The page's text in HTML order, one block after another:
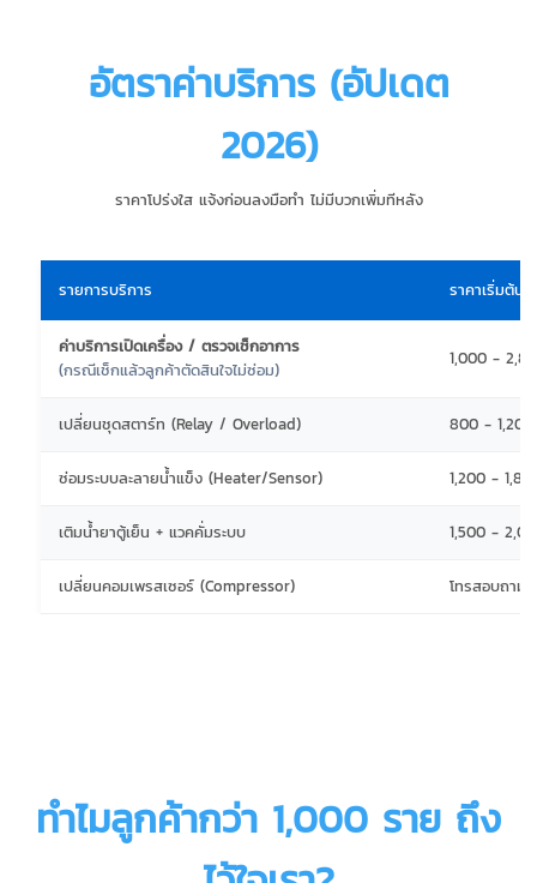
อัตราค่าบริการ (อัปเดต
2026)
ราคาโปร่งใส แจ้งก่อนลงมือทำ ไม่มีบวกเพิ่มทีหลัง
รายการบริการ ราคาเริ่มต้น
ค่าบริการเปิดเครื่อง / ตรวจเช็กอาการ
(กรณีเช็กแล้วลูกค้าตัดสินใจไม่ซ่อม)
1,000 -
เปลี่ยนชุดสตาร์ท (Relay / Overload) 800 -
ซ่อมระบบละลายน้ำแข็ง (Heater/Sensor) 1,200 -
เติมน้ำยาตู้เย็น + แวคคั่มระบบ 1,500 -
เปลี่ยนคอมเพรสเซอร์ (Compressor) โทรสอบถาม
ทำไมลูกค้ากว่า 1,000 ราย ถึง